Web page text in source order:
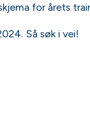
for årets
Så søk i vei!